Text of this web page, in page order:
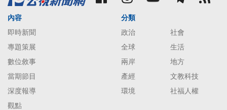
內容
即時新聞
專題策展
數位敘事
當期節目
深度報導
觀點
分類
政治
社會
全球
生活
兩岸
地方
產經
文教科技
環境
社福人權